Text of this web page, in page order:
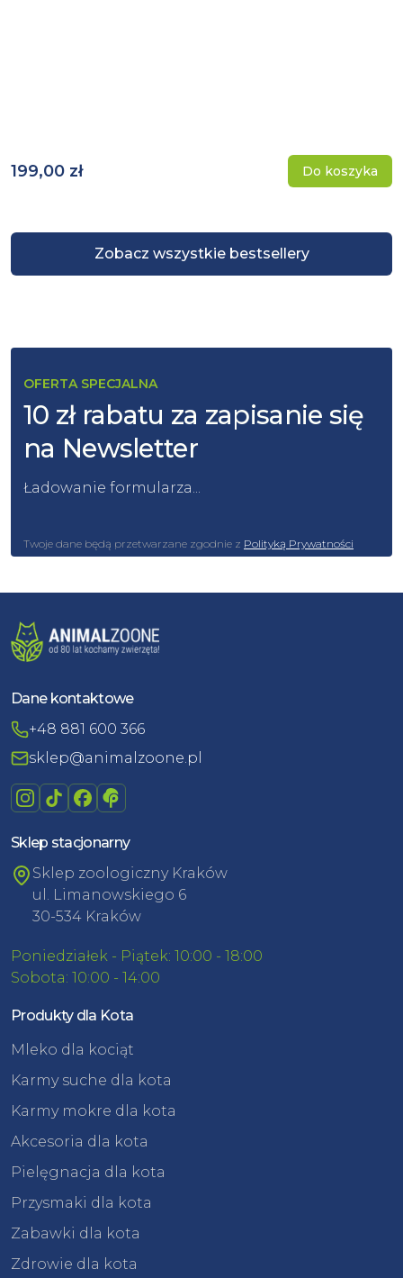
Zobacz wszystkie bestsellery
199,00 zł Do koszyka
OFERTA SPECJALNA
10 zł rabatu za zapisanie się
na Newsletter
Ładowanie formularza...
Twoje dane będą przetwarzane zgodnie z Polityką Prywatności
Dane kontaktowe
+48 881 600 366
sklep@animalzoone.pl
Sklep stacjonarny
Sklep zoologiczny Kraków
ul. Limanowskiego 6
30-534 Kraków
Poniedziałek - Piątek: 10:00 - 18:00
Sobota: 10:00 - 14:00
Produkty dla Kota
Mleko dla kociąt
Karmy suche dla kota
Karmy mokre dla kota
Akcesoria dla kota
Pielęgnacja dla kota
Przysmaki dla kota
Zabawki dla kota
Zdrowie dla kota